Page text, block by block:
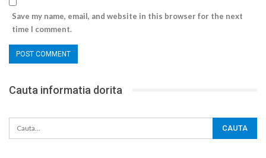
Save my name, email, and website in this browser for the next
time I comment.
Cauta informatia dorita